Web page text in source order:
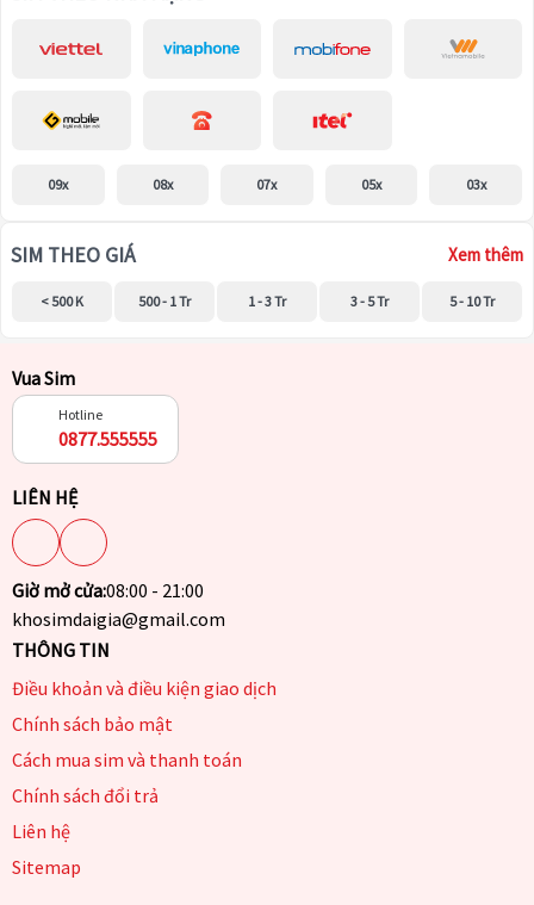
09x 08x 07x 05x 03x
SIM THEO GIÁ Xem thêm
< 500 K 500 - 1 Tr 1 - 3 Tr 3 - 5 Tr 5 - 10 Tr
Vua Sim
Hotline
0877.555555
LIÊN HỆ
Giờ mở cửa:08:00 - 21:00
khosimdaigia@gmail.com
THÔNG TIN
Điều khoản và điều kiện giao dịch
Chính sách bảo mật
Cách mua sim và thanh toán
Chính sách đổi trả
Liên hệ
Sitemap